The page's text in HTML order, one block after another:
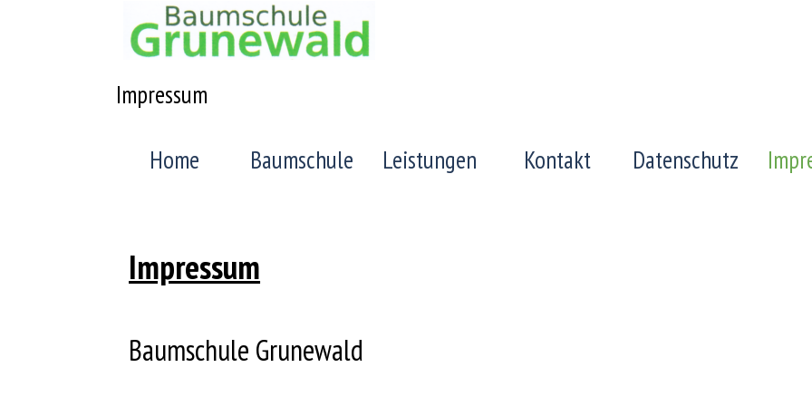
Impressum
Home
Baumschule Leistungen Kontakt Datenschutz
Impressum
Baumschule Grunewald